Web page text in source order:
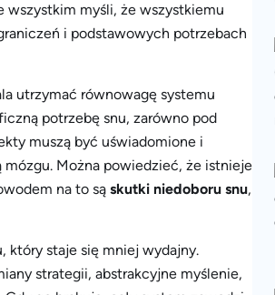
myśli, że wszystkiemu
i podstawowych potrzebach
utrzymać równowagę systemu
potrzebę snu, zarówno pod
muszą być uświadomione i
mózgu. Można powiedzieć, że istnieje
na to są skutki niedoboru snu,
który staje się mniej wydajny.
strategii, abstrakcyjne myślenie,